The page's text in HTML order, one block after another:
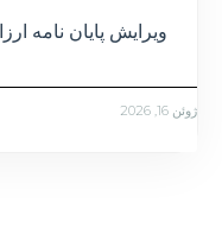
ویرایش پایان نامه
ژوئن 16, 2026